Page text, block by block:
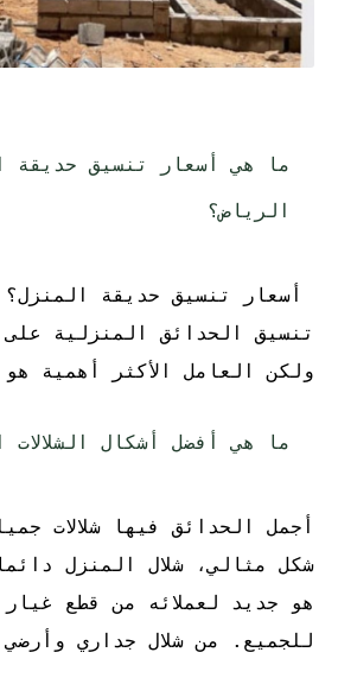
ما هي أسعار تنسيق حديقة
الرياض؟
أسعار تنسيق حديقة المنزل؟
تنسيق الحدائق المنزلية
ولكن العامل الأكثر أهمية
ما هي أفضل أشكال الشلالات
أجمل الحدائق فيها شلالات
شكل مثالي، شلال المنزل
هو جديد لعملائه من قطع غيار
للجميع. من شلال جداري وأرضي